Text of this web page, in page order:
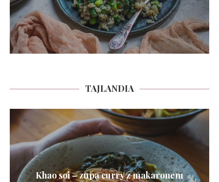
TAJLANDIA
Khao soi – zupa curry z makaronem